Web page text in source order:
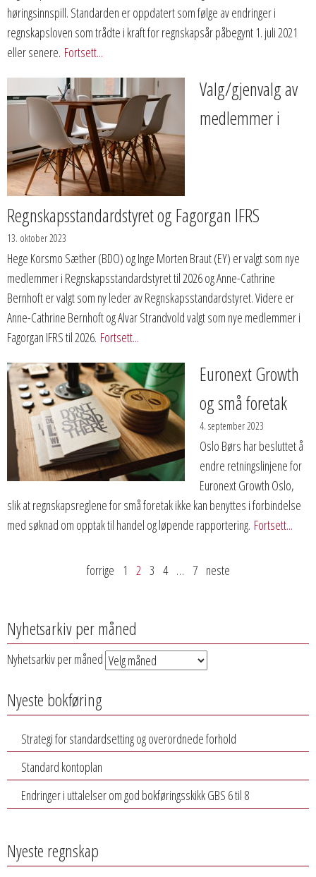
høringsinnspill. Standarden er oppdatert som følge av endringer i
regnskapsloven som trådte i kraft for regnskapsår påbegynt 1. juli 2021
eller senere. Fortsett...
Valg/gjenvalg av
medlemmer i
Regnskapsstandardstyret og Fagorgan IFRS
13. oktober 2023
Hege Korsmo Sæther (BDO) og Inge Morten Braut (EY) er valgt som nye
medlemmer i Regnskapsstandardstyret til 2026 og Anne-Cathrine
Bernhoft er valgt som ny leder av Regnskapsstandardstyret. Videre er
Anne-Cathrine Bernhoft og Alvar Strandvold valgt som nye medlemmer i
Fagorgan IFRS til 2026. Fortsett...
Euronext Growth
og små foretak
4. september 2023
Oslo Børs har besluttet å
endre retningslinjene for
Euronext Growth Oslo,
slik at regnskapsreglene for små foretak ikke kan benyttes i forbindelse
med søknad om opptak til handel og løpende rapportering. Fortsett...
forrige 1 2 3 4 … 7 neste
Nyhetsarkiv per måned
Nyhetsarkiv per måned
Nyeste bokføring
Strategi for standardsetting og overordnede forhold
Standard kontoplan
Endringer i uttalelser om god bokføringsskikk GBS 6 til 8
Nyeste regnskap